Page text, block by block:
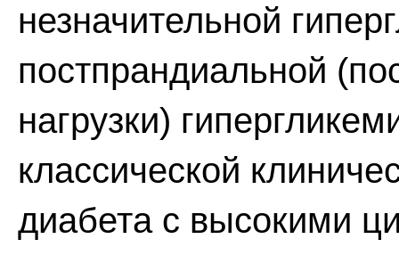
незначительной
постпрандиальной
нагрузки)
классической
диабета с высокими